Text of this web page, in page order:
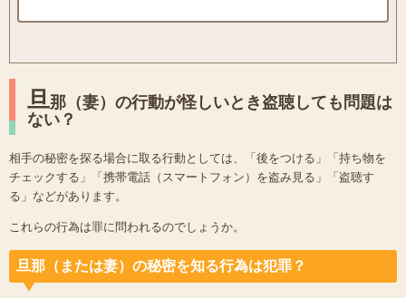
旦那（妻）の行動が怪しいとき盗聴しても問題は
ない？
相手の秘密を探る場合に取る行動としては、「後をつける」「持ち物を
チェックする」「携帯電話（スマートフォン）を盗み見る」「盗聴す
る」などがあります。
これらの行為は罪に問われるのでしょうか。
旦那（または妻）の秘密を知る行為は犯罪？